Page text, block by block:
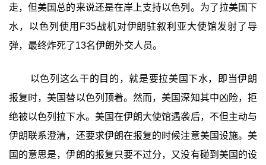
走，但美国总的来说还是在岸上支持以色列。为了拉美国下
水，以色列使用F35战机对伊朗驻叙利亚大使馆发射了导
弹，最终炸死了13名伊朗外交人员。
以色列这么干的目的，就是要拉美国下水，即当伊朗
报复时，美国替以色列顶着。然而，美国深知其中凶险，拒
绝被以色列拉下水。美国在伊朗大使馆遇袭后，不但主动与
伊朗联系澄清，还要求伊朗在报复的时候注意美国设施。美
国的意思是，伊朗的报复只要不过分，又没有碰到美国的设